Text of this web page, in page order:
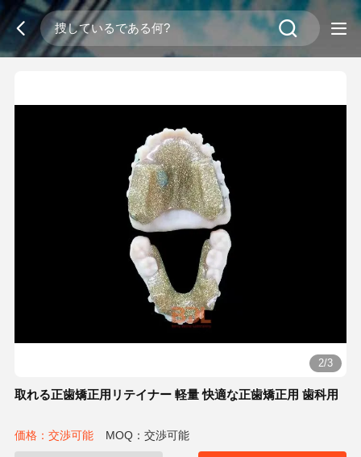
2/3
取れる正歯矯正用リテイナー 軽量 快適な正歯矯正用 歯科用
価格：交渉可能 MOQ：交渉可能